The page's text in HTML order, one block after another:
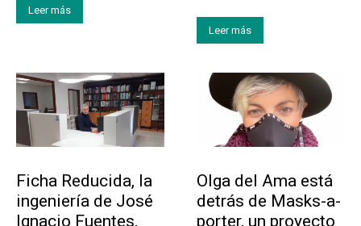
Leer más
Leer más
Ficha Reducida, la
ingeniería de José
Ignacio Fuentes,
Olga del Ama está
detrás de Masks-a-
porter, un proyecto